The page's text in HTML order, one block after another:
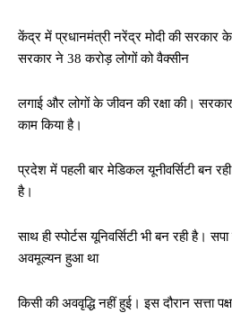
केंद्र में प्रधानमंत्री नरेंद्र मोदी की सरकार
सरकार ने 38 करोड़ लोगों को वैक्सीन
लगाई और लोगों के जीवन की रक्षा की। सरकार
काम किया है।
प्रदेश में पहली बार मेडिकल यूनीवर्सिटी बन
है।
साथ ही स्पोर्टस यूनिवर्सिटी भी बन रही है।
अवमूल्यन हुआ था
किसी की अववृद्धि नहीं हुई। इस दौरान सत्ता